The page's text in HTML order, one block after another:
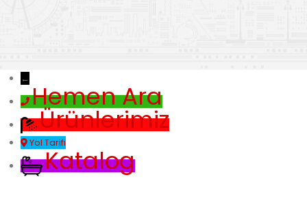
←
Hemen Ara
Ürünlerimiz
Yol Tarifi
Katalog